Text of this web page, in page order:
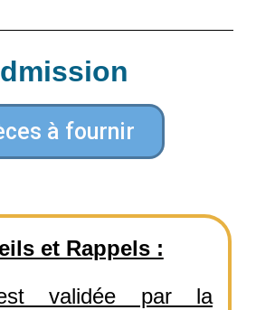
à fournir
et Rappels :
est validée par la